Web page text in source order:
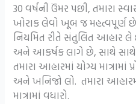
30 વર્ષની ઉંમર પછી, તમારા
ખોરાક લેવો ખૂબ જ મહત્વપૂર્ણ
નિયમિત રીતે સંતુલિત આહાર લે
અને આકર્ષક લાગે છે, સાથે સાથે
તમારા આહારમાં યોગ્ય માત્રામાં
અને ખનિજો લો. તમારા
માત્રામાં વધારો.